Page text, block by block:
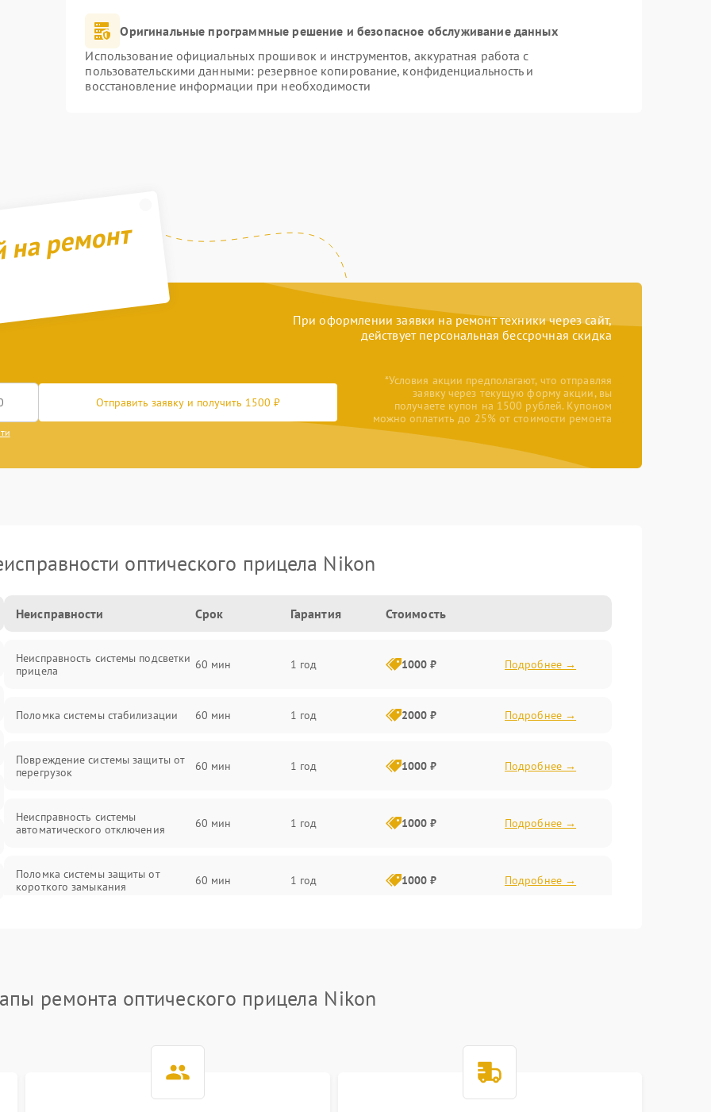
Оригинальные программные решение и безопасное обслуживание данных
Использование официальных прошивок и инструментов, аккуратная работа с
пользовательскими данными: резервное копирование, конфиденциальность и
восстановление информации при необходимости
ремонт
При оформлении заявки на ремонт техники через сайт,
действует персональная бессрочная скидка
Отправить заявку и получить 1500 ₽
*Условия акции предполагают, что отправляя
заявку через текущую форму акции, вы
получаете купон на 1500 рублей. Купоном
можно оплатить до 25% от стоимости ремонта
оптического прицела Nikon
Неисправности Срок Гарантия Стоимость
Неисправность системы подсветки
прицела
60 мин 1 год 1000 ₽ Подробнее →
Поломка системы стабилизации 60 мин 1 год 2000 ₽ Подробнее →
Повреждение системы защиты от
перегрузок
60 мин 1 год 1000 ₽ Подробнее →
Неисправность системы
автоматического отключения
60 мин 1 год 1000 ₽ Подробнее →
Поломка системы защиты от
короткого замыкания
60 мин 1 год 1000 ₽ Подробнее →
перенапряжения
60 мин 1 год
Неисправность системы защиты от
Неисправность системы защиты от
ремонта оптического прицела Nikon